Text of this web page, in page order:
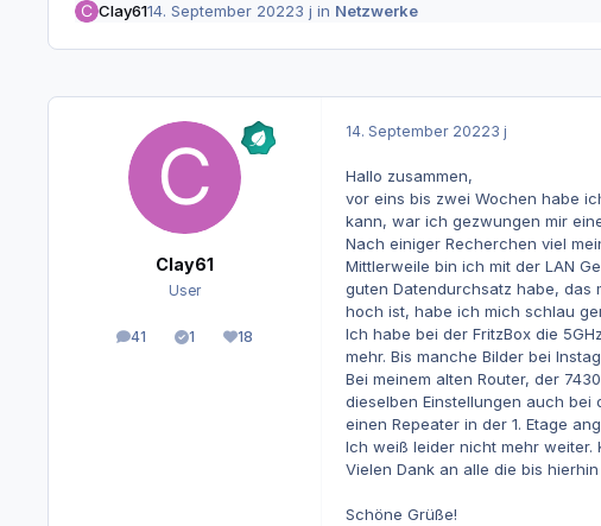
Clay6114. September 20223 j in Netzwerke
Clay61
User
41
Beiträge1
Lösungen
18
Reputation
14. September 20223 j
Hallo zusammen,
vor eins bis zwei Wochen habe
kann, war ich gezwungen mir
Nach einiger Recherchen viel
Mittlerweile bin ich mit der LAN
guten Datendurchsatz habe, das
hoch ist, habe ich mich schlau
Ich habe bei der FritzBox die
mehr. Bis manche Bilder bei
Bei meinem alten Router, der
dieselben Einstellungen auch
einen Repeater in der 1. Etage
Ich weiß leider nicht mehr weiter.
Vielen Dank an alle die bis
Schöne Grüße!